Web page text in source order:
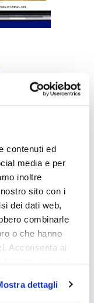
contenuti ed
media e per
inoltre
sito con i
dei dati web,
combinarle
o che hanno
Acconsenta ai
nostro sito web.
dettagli
network